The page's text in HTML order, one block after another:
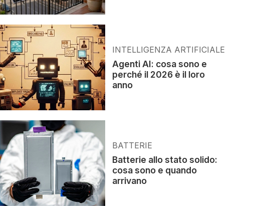
INTELLIGENZA ARTIFICIALE
Agenti AI: cosa sono e
perché il 2026 è il loro
anno
BATTERIE
Batterie allo stato solido:
cosa sono e quando
arrivano